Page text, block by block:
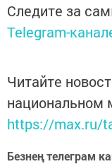
Следите за
Telegram-
Читайте
национальном
https://max.ru/
Безнең телеграм